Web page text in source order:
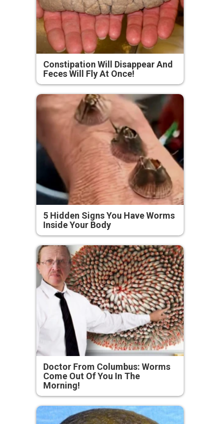
Constipation Will Disappear And
Feces Will Fly At Once!
5 Hidden Signs You Have Worms
Inside Your Body
Doctor From Columbus: Worms
Come Out Of You In The
Morning!